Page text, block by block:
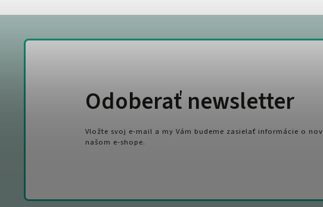
Odoberať newsletter
Vložte svoj e-mail a my Vám budeme zasielať informácie o
našom e-shope.